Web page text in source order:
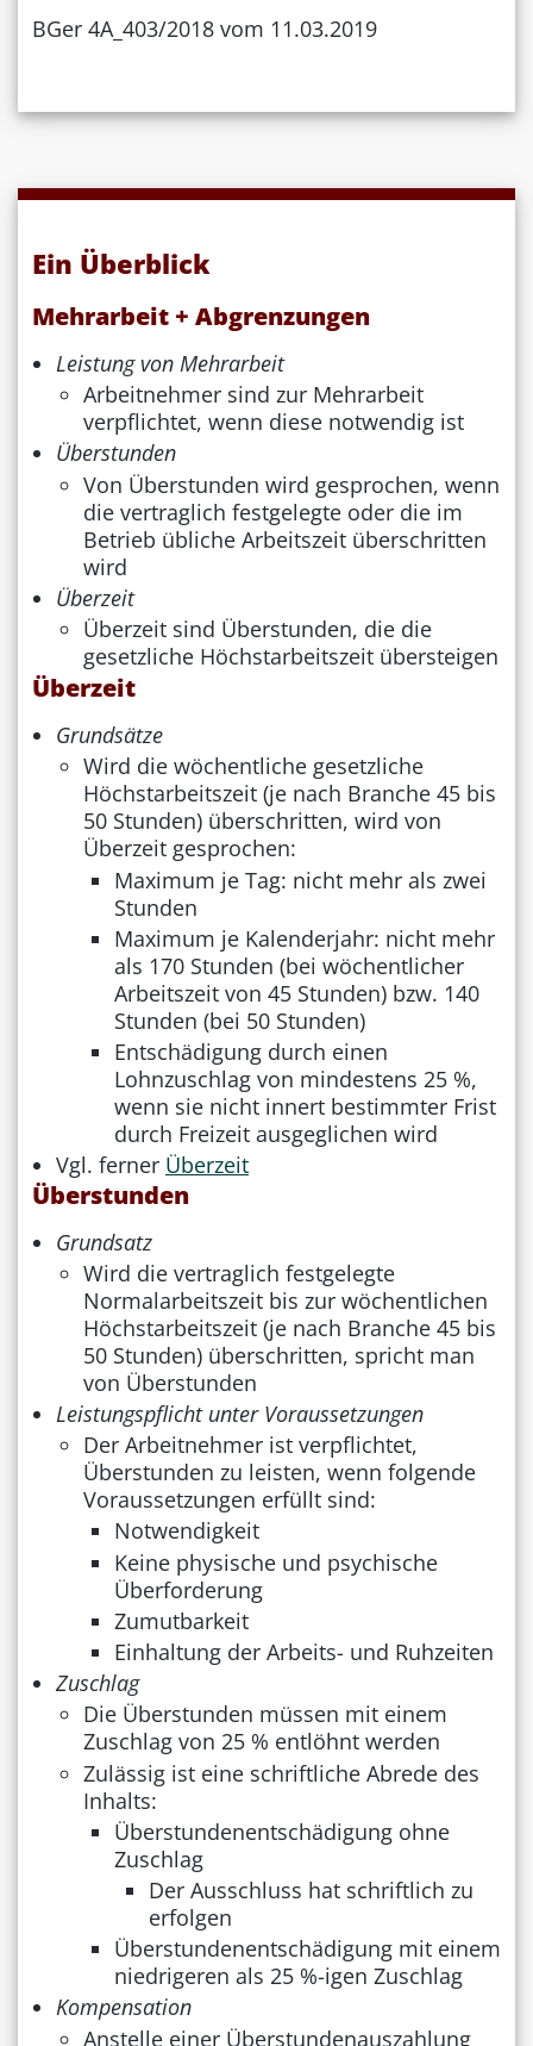
BGer 4A_403/2018 vom 11.03.2019
Ein Überblick
Mehrarbeit + Abgrenzungen
Leistung von Mehrarbeit
Arbeitnehmer sind zur Mehrarbeit
verpflichtet, wenn diese notwendig ist
Überstunden
Von Überstunden wird gesprochen, wenn
die vertraglich festgelegte oder die im
Betrieb übliche Arbeitszeit überschritten
wird
Überzeit
Überzeit sind Überstunden, die die
gesetzliche Höchstarbeitszeit übersteigen
Überzeit
Grundsätze
Wird die wöchentliche gesetzliche
Höchstarbeitszeit (je nach Branche 45 bis
50 Stunden) überschritten, wird von
Überzeit gesprochen:
Maximum je Tag: nicht mehr als zwei
Stunden
Maximum je Kalenderjahr: nicht mehr
als 170 Stunden (bei wöchentlicher
Arbeitszeit von 45 Stunden) bzw. 140
Stunden (bei 50 Stunden)
Entschädigung durch einen
Lohnzuschlag von mindestens 25 %,
wenn sie nicht innert bestimmter Frist
durch Freizeit ausgeglichen wird
Vgl. ferner Überzeit
Überstunden
Grundsatz
Wird die vertraglich festgelegte
Normalarbeitszeit bis zur wöchentlichen
Höchstarbeitszeit (je nach Branche 45 bis
50 Stunden) überschritten, spricht man
von Überstunden
Leistungspflicht unter Voraussetzungen
Der Arbeitnehmer ist verpflichtet,
Überstunden zu leisten, wenn folgende
Voraussetzungen erfüllt sind:
Notwendigkeit
Keine physische und psychische
Überforderung
Zumutbarkeit
Einhaltung der Arbeits- und Ruhzeiten
Zuschlag
Die Überstunden müssen mit einem
Zuschlag von 25 % entlöhnt werden
Zulässig ist eine schriftliche Abrede des
Inhalts:
Überstundenentschädigung ohne
Zuschlag
Der Ausschluss hat schriftlich zu
erfolgen
Überstundenentschädigung mit einem
niedrigeren als 25 %-igen Zuschlag
Kompensation
Anstelle einer Überstundenauszahlung